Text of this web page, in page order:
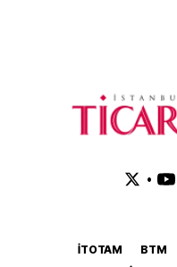
•
İTOTAM BTM